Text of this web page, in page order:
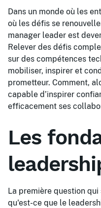
Dans un monde où les
où les défis se
manager leader est
Relever des défis
sur des compétences
mobiliser, inspirer et
prometteur. Comment,
capable d’inspirer
efficacement ses
Les
La première question
qu'est-ce que le